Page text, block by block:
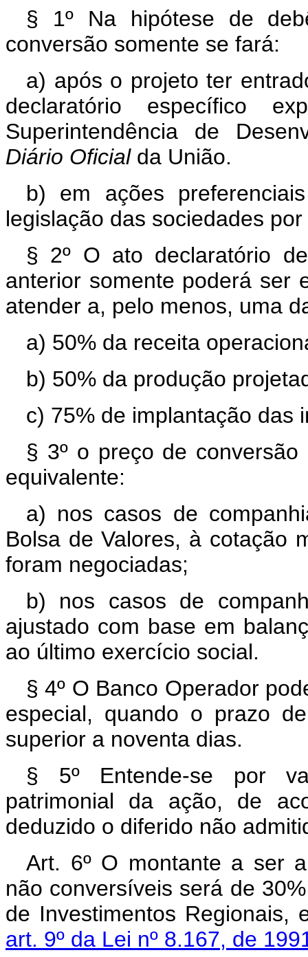
§ 1º Na hipótese de
conversão somente se fará:
a) após o projeto ter
declaratório específico
Superintendência de
Diário Oficialda União.
b) em ações
legislação das sociedades
§ 2º O ato declaratório
anterior somente poderá ser
atender a, pelo menos, uma
a) 50% da receita
b) 50% da produção
c) 75% de implantação das
§ 3º o preço de
equivalente:
a) nos casos de
Bolsa de Valores, à cotação
foram negociadas;
b) nos casos de
ajustado com base em
ao último exercício social.
§ 4º O Banco Operador
especial, quando o prazo
superior a noventa dias.
§ 5º Entende-se por
patrimonial da ação, de
deduzido o diferido não
Art. 6º O montante a ser
não conversíveis será de
de Investimentos Regionais,
art. 9º da Lei nº 8.167, de